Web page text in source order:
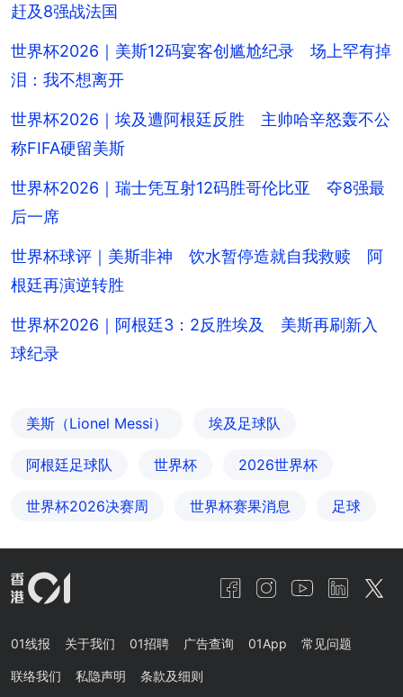
赶及8强战法国
世界杯2026｜美斯12码宴客创尴尬纪录 场上罕有掉
泪：我不想离开
世界杯2026｜埃及遭阿根廷反胜 主帅哈辛怒轰不公
称FIFA硬留美斯
世界杯2026｜瑞士凭互射12码胜哥伦比亚 夺8强最
后一席
世界杯球评｜美斯非神 饮水暂停造就自我救赎 阿
根廷再演逆转胜
世界杯2026｜阿根廷3：2反胜埃及 美斯再刷新入
球纪录
美斯（Lionel Messi） 埃及足球队
阿根廷足球队 世界杯 2026世界杯
世界杯2026决赛周 世界杯赛果消息 足球
01线报 关于我们 01招聘 广告查询 01App 常见问题
联络我们 私隐声明 条款及细则